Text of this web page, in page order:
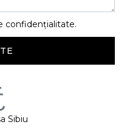
confidențialitate.
Sibiu